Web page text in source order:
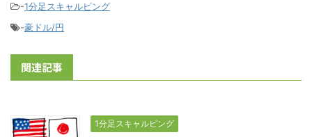
-1分足スキャルピング
-豪ドル/円
関連記事
1分足スキャルピング